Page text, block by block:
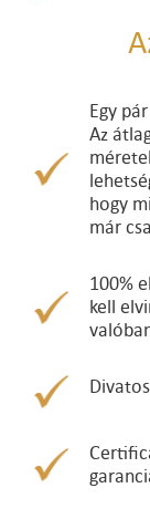
Egy
Az
hogy
már
100%
kell